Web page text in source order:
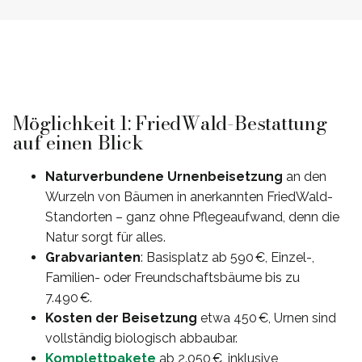
Möglichkeit 1: FriedWald-Bestattung
auf einen Blick
Naturverbundene Urnenbeisetzung an den
Wurzeln von Bäumen in anerkannten FriedWald-
Standorten – ganz ohne Pflegeaufwand, denn die
Natur sorgt für alles.
Grabvarianten: Basisplatz ab 590 €, Einzel-,
Familien- oder Freundschaftsbäume bis zu
7.490 €.
Kosten der Beisetzung etwa 450 €, Urnen sind
vollständig biologisch abbaubar.
Komplettpakete ab 2.050 €, inklusive